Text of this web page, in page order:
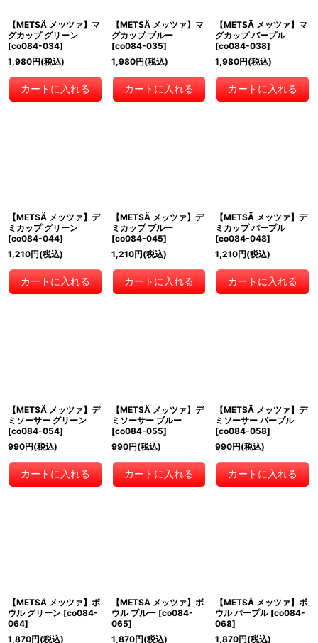
【METSÄ メッツァ】マ
グカップ グリーン
[co084-034]
1,980円(税込)
カートに入れる
【METSÄ メッツァ】マ
グカップ ブルー
[co084-035]
1,980円(税込)
カートに入れる
【METSÄ メッツァ】マ
グカップ パープル
[co084-038]
1,980円(税込)
カートに入れる
【METSÄ メッツァ】デ
ミカップ グリーン
[co084-044]
1,210円(税込)
カートに入れる
【METSÄ メッツァ】デ
ミカップ ブルー
[co084-045]
1,210円(税込)
カートに入れる
【METSÄ メッツァ】デ
ミカップ パープル
[co084-048]
1,210円(税込)
カートに入れる
【METSÄ メッツァ】デ
ミソーサー グリーン
[co084-054]
990円(税込)
カートに入れる
【METSÄ メッツァ】デ
ミソーサー ブルー
[co084-055]
990円(税込)
カートに入れる
【METSÄ メッツァ】デ
ミソーサー パープル
[co084-058]
990円(税込)
カートに入れる
【METSÄ メッツァ】ボ
ウル グリーン [co084-
064]
1,870円(税込)
【METSÄ メッツァ】ボ
ウル ブルー [co084-
065]
1,870円(税込)
【METSÄ メッツァ】ボ
ウル パープル [co084-
068]
1,870円(税込)